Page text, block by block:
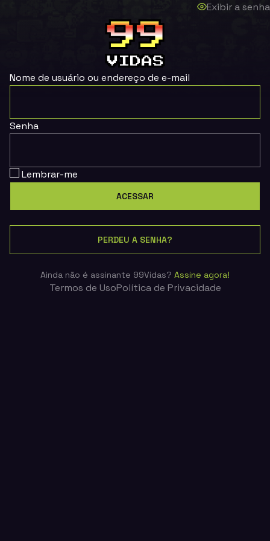
Nome de usuário ou endereço de e-mail
Senha
Exibir a senha
Lembrar-me
PERDEU A SENHA?
Ainda não é assinante 99Vidas? Assine agora!
Termos de UsoPolítica de Privacidade